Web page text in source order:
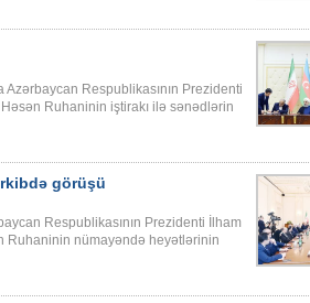
Respublikasının Prezidenti
Ruhaninin iştirakı ilə sənədlərin
görüşü
Respublikasının Prezidenti İlham
Ruhaninin nümayəndə heyətlərinin